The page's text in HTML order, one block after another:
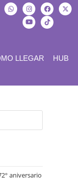
LLEGAR HUB
aniversario